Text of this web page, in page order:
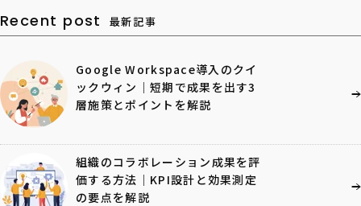
Recent post 最新記事
Google Workspace導入のクイ
ックウィン｜短期で成果を出す3
層施策とポイントを解説
組織のコラボレーション成果を評
価する方法｜KPI設計と効果測定
の要点を解説